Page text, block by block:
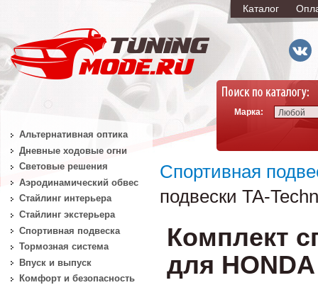
Каталог
Марка: Любой
Спортивная
подвески TA-
Комплект
для
Альтернативная оптика
Дневные ходовые огни
Световые решения
Аэродинамический обвес
Стайлинг интерьера
Стайлинг экстерьера
Спортивная подвеска
Тормозная система
Впуск и выпуск
Комфорт и безопасность